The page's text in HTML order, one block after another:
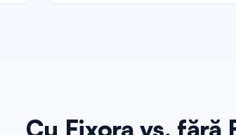
Cu Fixora vs. fără